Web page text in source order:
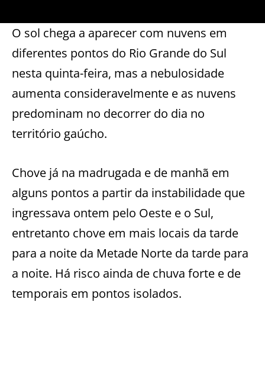
O sol chega a aparecer com nuvens em
diferentes pontos do Rio Grande do Sul
nesta quinta-feira, mas a nebulosidade
aumenta consideravelmente e as nuvens
predominam no decorrer do dia no
território gaúcho.
Chove já na madrugada e de manhã em
alguns pontos a partir da instabilidade que
ingressava ontem pelo Oeste e o Sul,
entretanto chove em mais locais da tarde
para a noite da Metade Norte da tarde para
a noite. Há risco ainda de chuva forte e de
temporais em pontos isolados.